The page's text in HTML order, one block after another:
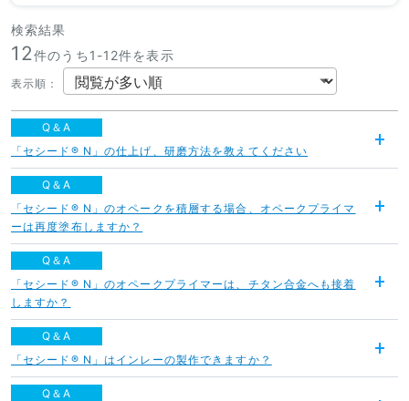
検索結果
12件のうち1-12件を表示
表示順 ：
Q＆A
「セシード® N」の仕上げ、研磨方法を教えてください
Q＆A
「セシード® N」のオペークを積層する場合、オペークプライマ
ーは再度塗布しますか？
く
Q＆A
「セシード® N」のオペークプライマーは、チタン合金へも接着
しますか？
く
Q＆A
「セシード® N」はインレーの製作できますか？
Q＆A